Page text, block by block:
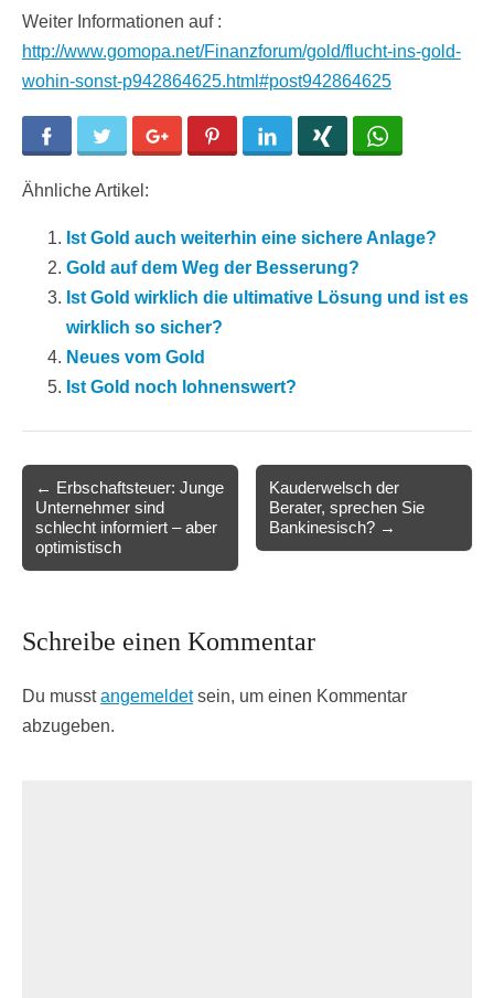
Weiter Informationen auf :
http://www.gomopa.net/Finanzforum/gold/flucht-ins-gold-
wohin-sonst-p942864625.html#post942864625
Facebook Twitter Google+ Pinterest LinkedIn
Ähnliche Artikel:
Ist Gold auch weiterhin eine sichere Anlage?
Gold auf dem Weg der Besserung?
Ist Gold wirklich die ultimative Lösung und ist es
wirklich so sicher?
Neues vom Gold
Ist Gold noch lohnenswert?
navigation
← Erbschaftsteuer: Junge
Unternehmer sind
schlecht informiert – aber
optimistisch
Kauderwelsch der
Berater, sprechen Sie
Bankinesisch? →
Schreibe einen Kommentar
Du musstangemeldetsein, um einen Kommentar
abzugeben.